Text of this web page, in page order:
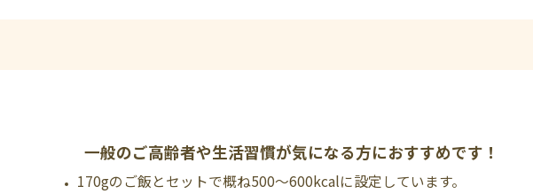
一般のご高齢者や生活習慣が気になる方におすすめです！
170gのご飯とセットで概ね500～600kcalに設定しています。